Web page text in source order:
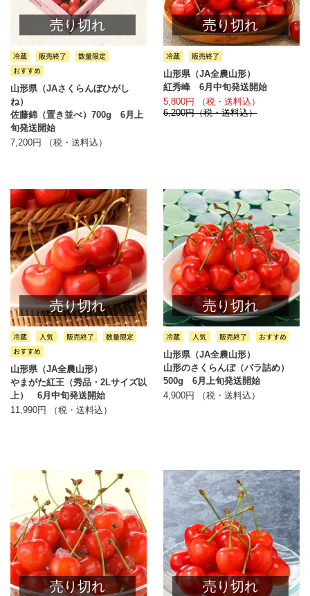
売り切れ
山形県（JAさくらんぼひがし
ね）
佐藤錦（置き並べ）700g 6月上
旬発送開始
7,200円 （税・送料込）
売り切れ
山形県（JA全農山形）
紅秀峰 6月中旬発送開始
5,800円 （税・送料込）
6,200円（税・送料込）
売り切れ
山形県（JA全農山形）
やまがた紅王（秀品・2Lサイズ以
上） 6月中旬発送開始
11,990円 （税・送料込）
売り切れ
山形県（JA全農山形）
山形のさくらんぼ（バラ詰め）
500g 6月上旬発送開始
4,900円 （税・送料込）
売り切れ 売り切れ